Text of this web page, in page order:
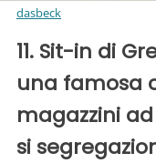
dasbeck
11. Sit-in di
una famosa
magazzini
si